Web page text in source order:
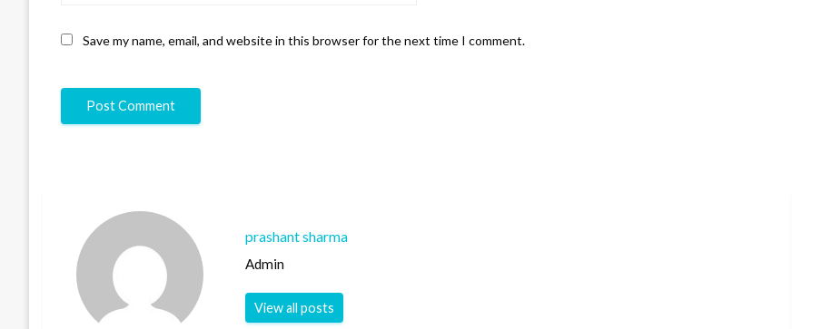
Save my name, email, and website in this browser for the next time I comment.
prashant sharma
Admin
View all posts